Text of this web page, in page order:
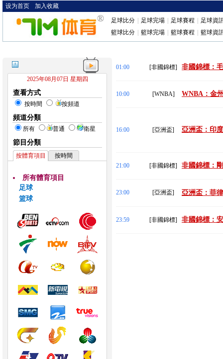
设为首页 加入收藏
足球比分 足球完場 足球賽程
足球資
籃球比分
籃球完場 籃球賽程 籃球資
2025年08月07日 星期四
查看方式
按時間 按頻道
頻道分類
所有 普通 衛星
節目分類
按體育項目 按時間
所有體育項目
足球
篮球
01:00 [非國錦標] 非國錦標：
10:00 [WNBA] WNBA：金
16:00 [亞洲盃] 亞洲盃：印
21:00 [非國錦標] 非國錦標：
23:00 [亞洲盃] 亞洲盃：菲
23:59 [非國錦標] 非國錦標：